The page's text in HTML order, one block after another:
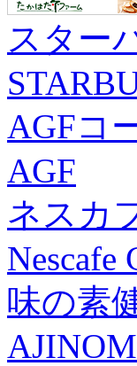
スター
AGFコ
AGF
ネスカ
Nescafe
味の素